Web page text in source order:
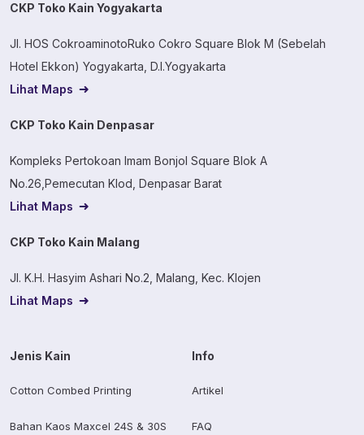
CKP Toko Kain Yogyakarta
Jl. HOS CokroaminotoRuko Cokro Square Blok M (Sebelah
Hotel Ekkon) Yogyakarta, D.I.Yogyakarta
Lihat Maps
CKP Toko Kain Denpasar
Kompleks Pertokoan Imam Bonjol Square Blok A
No.26,Pemecutan Klod, Denpasar Barat
Lihat Maps
CKP Toko Kain Malang
Jl. K.H. Hasyim Ashari No.2, Malang, Kec. Klojen
Lihat Maps
Jenis Kain
Cotton Combed Printing
Bahan Kaos Maxcel 24S & 30S
Info
Artikel
FAQ